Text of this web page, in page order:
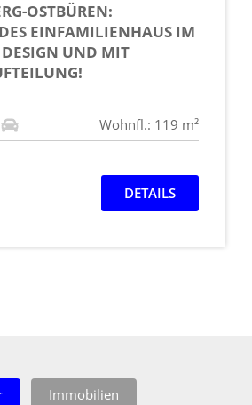
OSTBÜREN:
EINFAMILIENHAUS IM
UND MIT
Wohnfl.: 119 m²
DETAILS
Immobilien